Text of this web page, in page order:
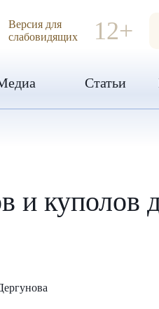
Версия для
слабовидящих
12+
Статьи
и куполов